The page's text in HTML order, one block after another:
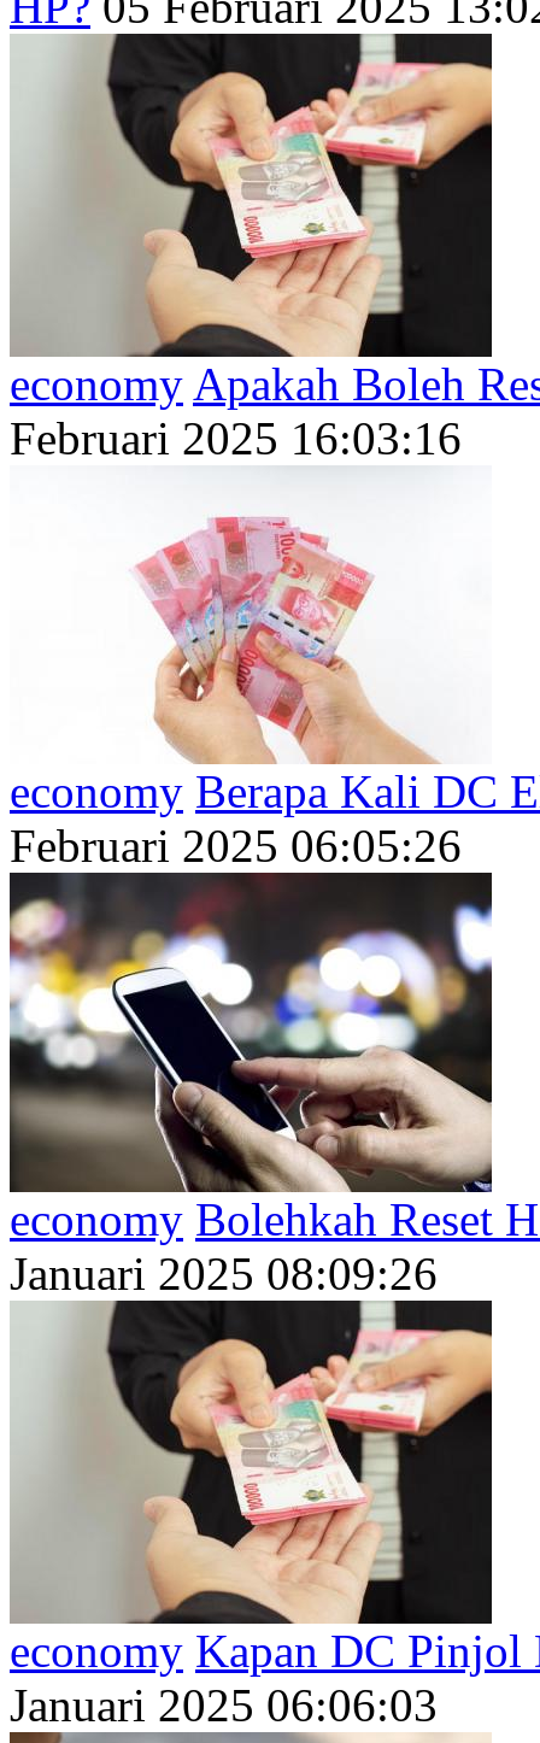
economy Apakah Boleh
Februari 2025 16:03:16
economy Berapa Kali DC
Februari 2025 06:05:26
economy Bolehkah Reset
Januari 2025 08:09:26
economy Kapan DC Pinjol
Januari 2025 06:06:03